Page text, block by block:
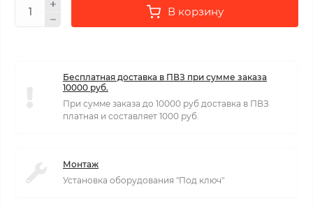
В корзину
Бесплатная доставка в ПВЗ при сумме заказа
10000 руб.
При сумме заказа до 10000 руб доставка в ПВЗ
платная и составляет 1000 руб.
Монтаж
Установка оборудования "Под ключ"